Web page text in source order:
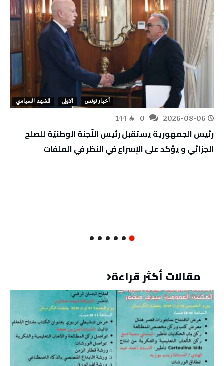
أخبار تونس الاولى المشهد السياسي
2026-08-06
144
رئيس الجمهورية يستقبل رئيس اللّجنة الوطنيّة للصلح
الجزائي و يؤكد على الإسراع في النظر في الملفات
مقالات أكثر قراءة